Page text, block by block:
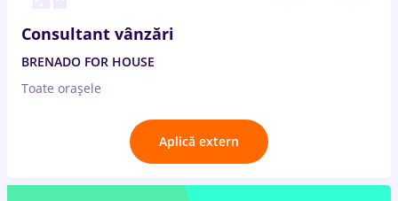
Consultant vânzări
BRENADO FOR HOUSE
Toate oraşele
Aplică extern